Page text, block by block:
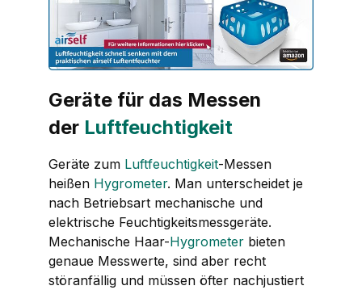
Geräte für das Messen
der Luftfeuchtigkeit
Geräte zum Luftfeuchtigkeit-Messen
heißen Hygrometer. Man unterscheidet je
nach Betriebsart mechanische und
elektrische Feuchtigkeitsmessgeräte.
Mechanische Haar-Hygrometer bieten
genaue Messwerte, sind aber recht
störanfällig und müssen öfter nachjustiert